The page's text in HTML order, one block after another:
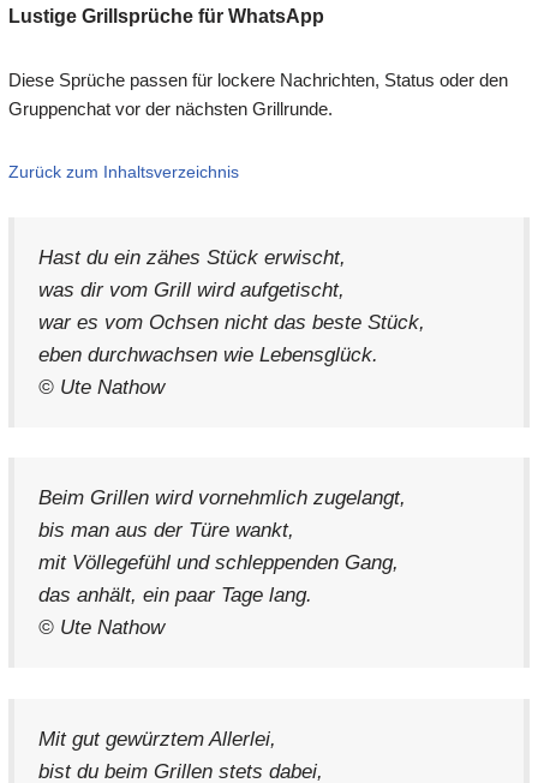
Lustige Grillsprüche für WhatsApp
Diese Sprüche passen für lockere Nachrichten, Status oder den
Gruppenchat vor der nächsten Grillrunde.
Zurück zum Inhaltsverzeichnis
Hast du ein zähes Stück erwischt,
was dir vom Grill wird aufgetischt,
war es vom Ochsen nicht das beste Stück,
eben durchwachsen wie Lebensglück.
© Ute Nathow
Beim Grillen wird vornehmlich zugelangt,
bis man aus der Türe wankt,
mit Völlegefühl und schleppenden Gang,
das anhält, ein paar Tage lang.
© Ute Nathow
Mit gut gewürztem Allerlei,
bist du beim Grillen stets dabei,